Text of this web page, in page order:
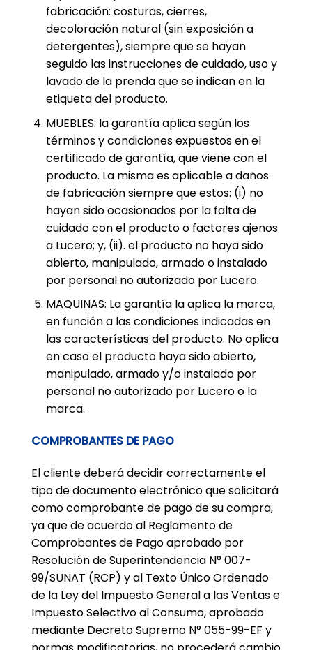
fabricación: costuras, cierres,
decoloración natural (sin exposición a
detergentes), siempre que se hayan
seguido las instrucciones de cuidado, uso y
lavado de la prenda que se indican en la
etiqueta del producto.
MUEBLES: la garantía aplica según los
términos y condiciones expuestos en el
certificado de garantía, que viene con el
producto. La misma es aplicable a daños
de fabricación siempre que estos: (i) no
hayan sido ocasionados por la falta de
cuidado con el producto o factores ajenos
a Lucero; y, (ii). el producto no haya sido
abierto, manipulado, armado o instalado
por personal no autorizado por Lucero.
MAQUINAS: La garantía la aplica la marca,
en función a las condiciones indicadas en
las características del producto. No aplica
en caso el producto haya sido abierto,
manipulado, armado y/o instalado por
personal no autorizado por Lucero o la
marca.
COMPROBANTES DE PAGO
El cliente deberá decidir correctamente el
tipo de documento electrónico que solicitará
como comprobante de pago de su compra,
ya que de acuerdo al Reglamento de
Comprobantes de Pago aprobado por
Resolución de Superintendencia N° 007-
99/SUNAT (RCP) y al Texto Único Ordenado
de la Ley del Impuesto General a las Ventas e
Impuesto Selectivo al Consumo, aprobado
mediante Decreto Supremo N° 055-99-EF y